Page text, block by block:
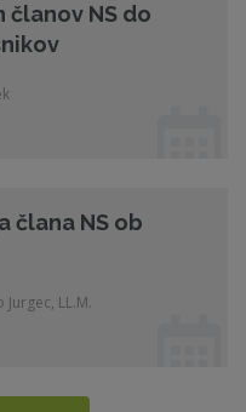
NS do
člana NS ob
LL.M.